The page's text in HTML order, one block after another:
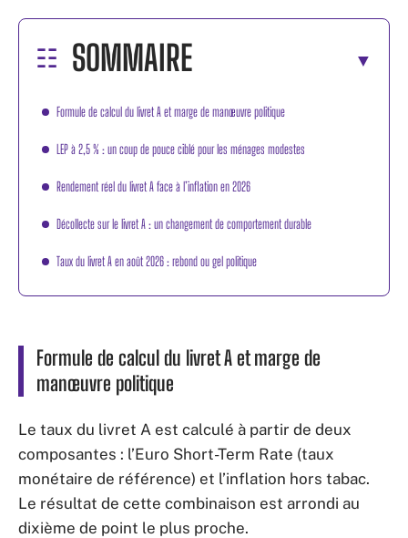
SOMMAIRE
Formule de calcul du livret A et marge de manœuvre politique
LEP à 2,5 % : un coup de pouce ciblé pour les ménages modestes
Rendement réel du livret A face à l’inflation en 2026
Décollecte sur le livret A : un changement de comportement durable
Taux du livret A en août 2026 : rebond ou gel politique
Formule de calcul du livret A et marge de
manœuvre politique
Le taux du livret A est calculé à partir de deux
composantes : l’Euro Short-Term Rate (taux
monétaire de référence) et l’inflation hors tabac.
Le résultat de cette combinaison est arrondi au
dixième de point le plus proche.